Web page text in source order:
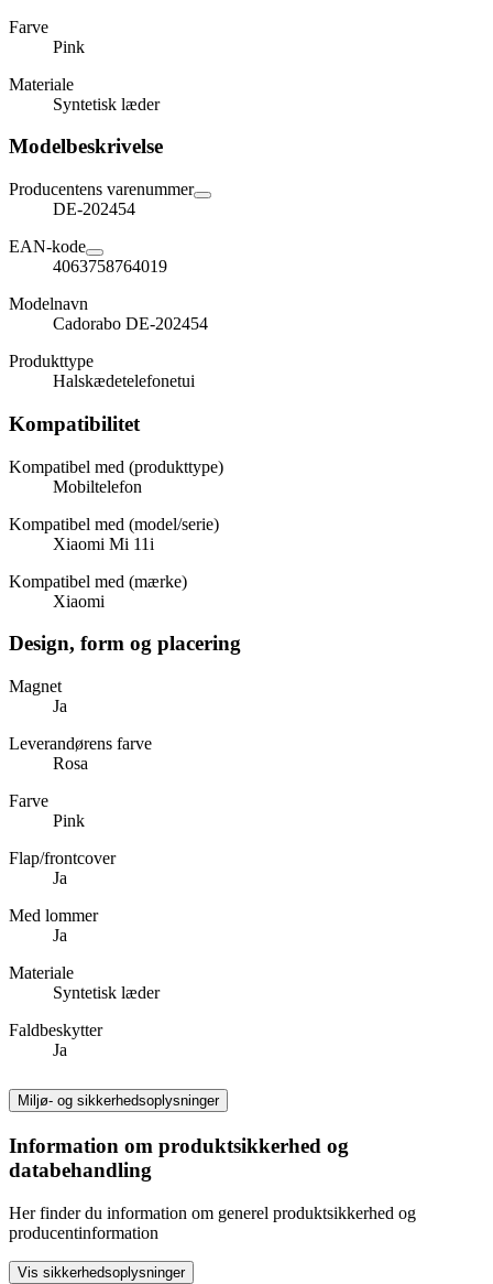
Farve
Pink
Materiale
Syntetisk læder
Modelbeskrivelse
Producentens varenummer
DE-202454
EAN-kode
4063758764019
Modelnavn
Cadorabo DE-202454
Produkttype
Halskædetelefonetui
Kompatibilitet
Kompatibel med (produkttype)
Mobiltelefon
Kompatibel med (model/serie)
Xiaomi Mi 11i
Kompatibel med (mærke)
Xiaomi
Design, form og placering
Magnet
Ja
Leverandørens farve
Rosa
Farve
Pink
Flap/frontcover
Ja
Med lommer
Ja
Materiale
Syntetisk læder
Faldbeskytter
Ja
Miljø- og sikkerhedsoplysninger
Information om produktsikkerhed og
databehandling
Her finder du information om generel produktsikkerhed og
producentinformation
Vis sikkerhedsoplysninger